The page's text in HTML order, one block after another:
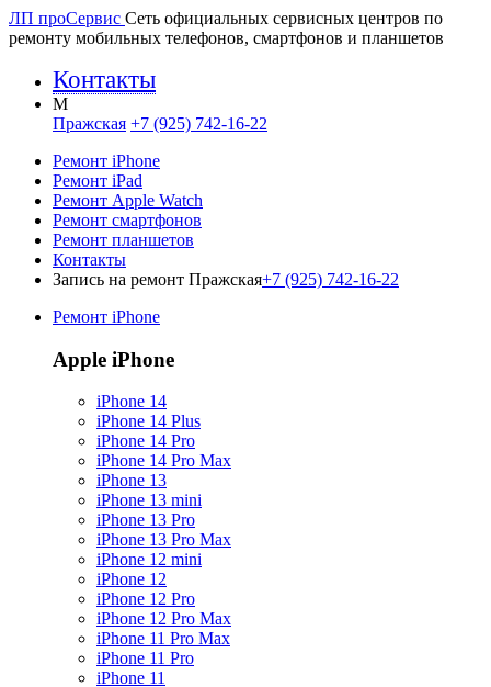
ЛП проСервис Сеть официальных сервисных центров по
ремонту мобильных телефонов, смартфонов и планшетов
Контакты
M
Пражская +7 (925) 742-16-22
Ремонт iPhone
Ремонт iPad
Ремонт Apple Watch
Ремонт смартфонов
Ремонт планшетов
Контакты
Запись на ремонт Пражская+7 (925) 742-16-22
Ремонт iPhone
Apple iPhone
iPhone 14
iPhone 14 Plus
iPhone 14 Pro
iPhone 14 Pro Max
iPhone 13
iPhone 13 mini
iPhone 13 Pro
iPhone 13 Pro Max
iPhone 12 mini
iPhone 12
iPhone 12 Pro
iPhone 12 Pro Max
iPhone 11 Pro Max
iPhone 11 Pro
iPhone 11